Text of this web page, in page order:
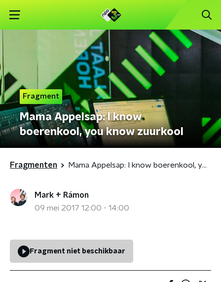
Fragment
Mama Appelsap: I know
boerenkool, you know zuurkool
Fragmenten Mama Appelsap: I know boerenkool, you know zuurkool
Mark + Rámon
09 mei 2017 12:00 - 14:00
Fragment niet beschikbaar